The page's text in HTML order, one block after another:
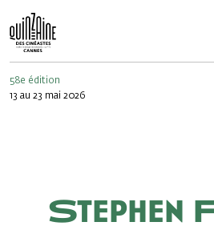
58e édition
13 au 23 mai 2026
Stephen